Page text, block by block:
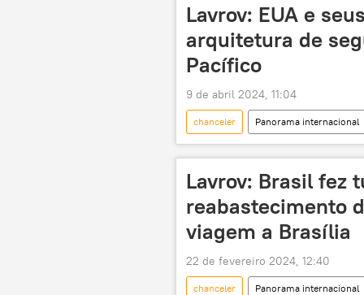
Agência Internacional de Energia
Lavrov: EUA e
arquitetura de
Pacífico
9 de abril 2024, 11:04
chanceler Panorama internacional
Associação de Nações do Sudeste
BRICS
Lavrov: Brasil fez
reabastecimento
viagem a Brasília
22 de fevereiro 2024, 12:40
chanceler Panorama internacional